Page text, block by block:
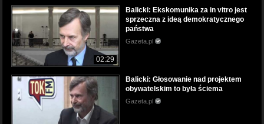
02:29
Balicki: Ekskomunika za in vitro jest
sprzeczna z ideą demokratycznego
państwa
Gazeta.pl
Balicki: Głosowanie nad projektem
obywatelskim to była ściema
Gazeta.pl